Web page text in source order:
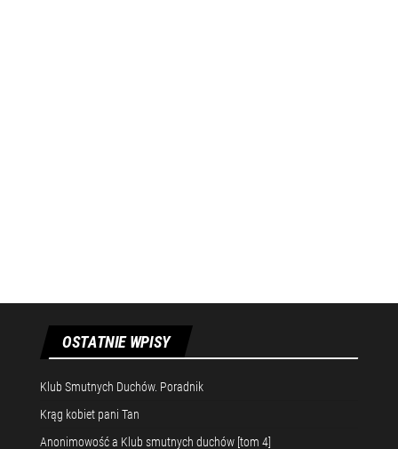
OSTATNIE WPISY
Klub Smutnych Duchów. Poradnik
Krąg kobiet pani Tan
Anonimowość a Klub smutnych duchów [tom 4]